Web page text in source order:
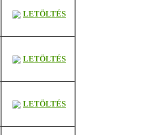
LETÖLTÉS
LETÖLTÉS
LETÖLTÉS